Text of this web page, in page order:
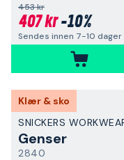
453 kr
407 kr-10%
Sendes innen 7-10 dager
Klær & sko
SNICKERS
Genser
2840